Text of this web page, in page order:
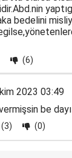
bedelini
(6)
2023 03:49
be
(3) (0)